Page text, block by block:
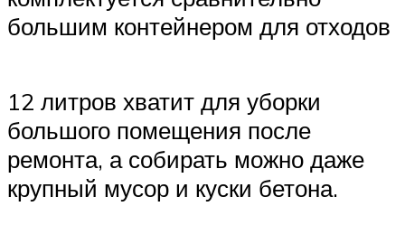
большим контейнером для отходов
12 литров хватит для уборки
большого помещения после
ремонта, а собирать можно даже
крупный мусор и куски бетона.